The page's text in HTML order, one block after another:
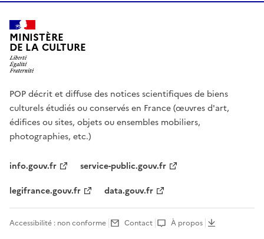
MINISTÈRE
DE LA CULTURE
POP décrit et diffuse des notices scientifiques de biens
culturels étudiés ou conservés en France (œuvres d'art,
édifices ou sites, objets ou ensembles mobiliers,
photographies, etc.)
info.gouv.fr
service-public.gouv.fr
legifrance.gouv.fr
data.gouv.fr
Accessibilité : non conforme Contact À propos